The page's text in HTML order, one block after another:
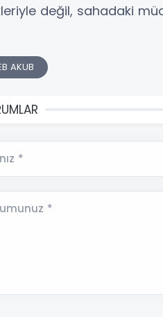
değil, sahadaki
AKUB
*
*